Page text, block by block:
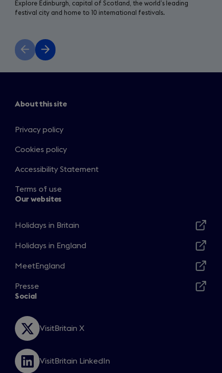
Explore Edinburgh, capital of Scotland, the world’s leading
festival city and home to 10 international festivals.
Previous
slide
Next
slide
About this site
Privacy policy
Cookies policy
Accessibility Statement
Terms of use
Our websites
Holidays in Britain
in
new
Holidays in England
in
new
window
MeetEngland
in
a
window
Presse
Opens
new
window
Social
VisitBritain X
Opens
a
new
VisitBritain LinkedIn
Opens